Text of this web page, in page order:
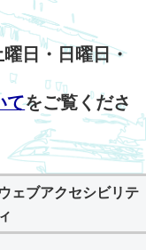
日・日曜日・
てをご覧くださ
ウェブアクセシビリテ
ィ